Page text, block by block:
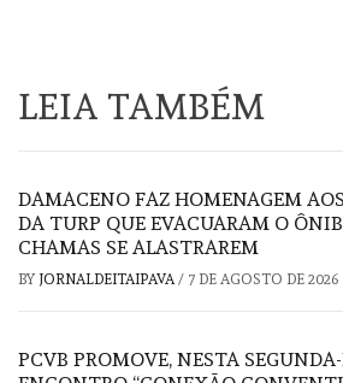
LEIA TAMBÉM
DAMACENO FAZ HOMENAGEM
DA TURP QUE EVACUARAM O
CHAMAS SE ALASTRAREM
BY JORNALDEITAIPAVA / 7 DE AGOSTO DE 2026
PCVB PROMOVE, NESTA